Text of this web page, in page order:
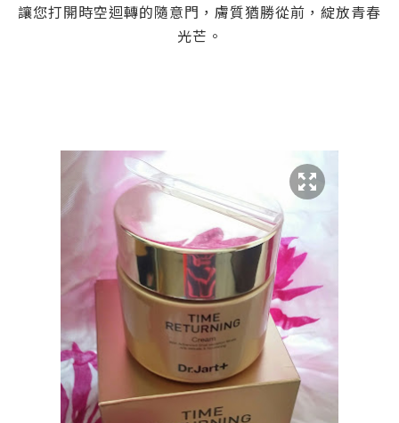
讓您打開時空迴轉的隨意門，膚質猶勝從前，綻放青春
光芒。